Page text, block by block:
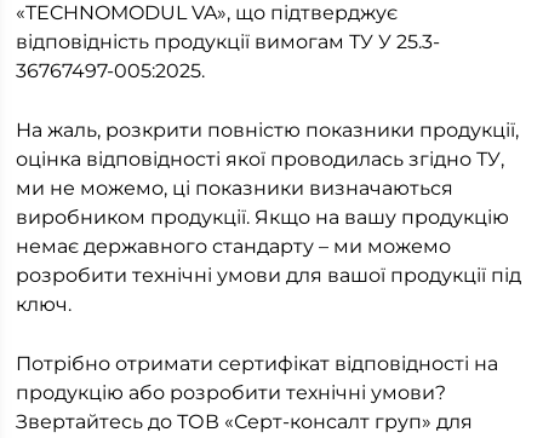
«TECHNOMODUL VA», що підтверджує
відповідність продукції вимогам ТУ У 25.3-
36767497-005:2025.
На жаль, розкрити повністю показники продукції,
оцінка відповідності якої проводилась згідно ТУ,
ми не можемо, ці показники визначаються
виробником продукції. Якщо на вашу продукцію
немає державного стандарту – ми можемо
розробити технічні умови для вашої продукції під
ключ.
Потрібно отримати сертифікат відповідності на
продукцію або розробити технічні умови?
Звертайтесь до ТОВ «Серт-консалт груп» для